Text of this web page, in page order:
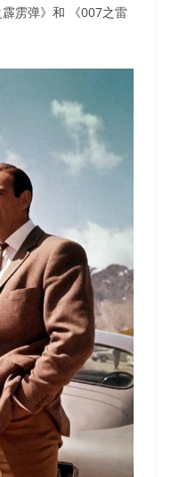
雳弹》和 《007之雷